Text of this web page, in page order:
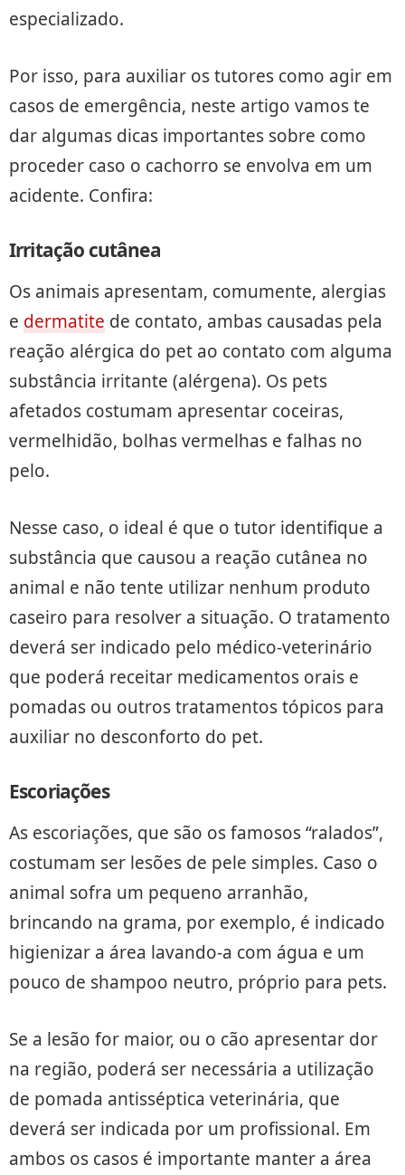
especializado.
Por isso, para auxiliar os tutores como agir em
casos de emergência, neste artigo vamos te
dar algumas dicas importantes sobre como
proceder caso o cachorro se envolva em um
acidente. Confira:
Irritação cutânea
Os animais apresentam, comumente, alergias
e dermatite de contato, ambas causadas pela
reação alérgica do pet ao contato com alguma
substância irritante (alérgena). Os pets
afetados costumam apresentar coceiras,
vermelhidão, bolhas vermelhas e falhas no
pelo.
Nesse caso, o ideal é que o tutor identifique a
substância que causou a reação cutânea no
animal e não tente utilizar nenhum produto
caseiro para resolver a situação. O tratamento
deverá ser indicado pelo médico-veterinário
que poderá receitar medicamentos orais e
pomadas ou outros tratamentos tópicos para
auxiliar no desconforto do pet.
Escoriações
As escoriações, que são os famosos “ralados”,
costumam ser lesões de pele simples. Caso o
animal sofra um pequeno arranhão,
brincando na grama, por exemplo, é indicado
higienizar a área lavando-a com água e um
pouco de shampoo neutro, próprio para pets.
Se a lesão for maior, ou o cão apresentar dor
na região, poderá ser necessária a utilização
de pomada antisséptica veterinária, que
deverá ser indicada por um profissional. Em
ambos os casos é importante manter a área